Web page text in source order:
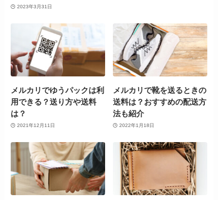
2023年3月31日
メルカリでゆうパックは利
用できる？送り方や送料
は？
2021年12月11日
メルカリで靴を送るときの
送料は？おすすめの配送方
法も紹介
2022年1月18日